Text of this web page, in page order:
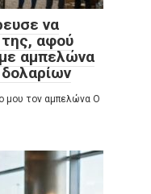
να
αφού
αμπελώνα
μου τον αμπελώνα Ο